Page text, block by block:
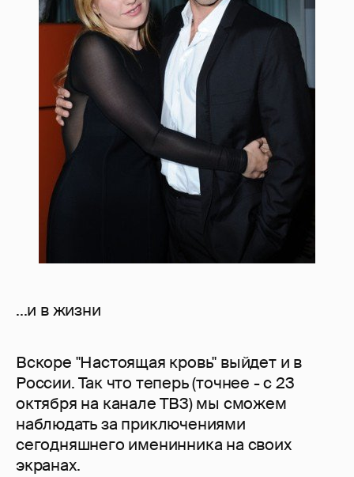
...и в жизни
Вскоре "Настоящая кровь" выйдет и в
России. Так что теперь (точнее - с 23
октября на канале ТВ3) мы сможем
наблюдать за приключениями
сегодняшнего именинника на своих
экранах.